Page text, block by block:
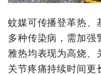
蚊媒可传播登革热、
多种传染病，需加强
雅热均表现为高烧、
关节疼痛持续时间更